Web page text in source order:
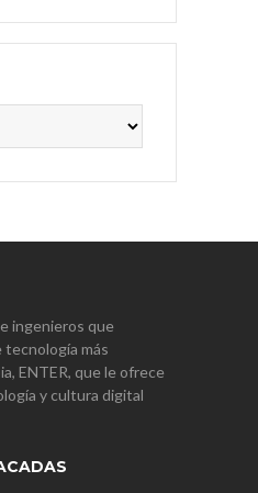
ingenieros que
tecnología más
ENTER, que le ofrece
y cultura digital